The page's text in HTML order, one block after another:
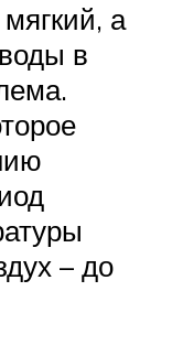
а
в
– до